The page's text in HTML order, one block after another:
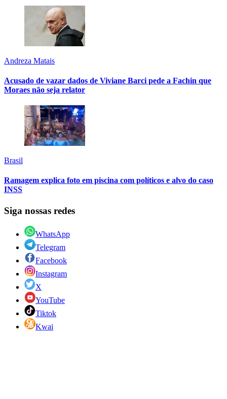
Andreza Matais
Acusado de vazar dados de Viviane Barci pede a Fachin que
Moraes não seja relator
Brasil
Ramagem explica foto em piscina com políticos e alvo do caso
INSS
Siga nossas redes
WhatsApp
Telegram
Facebook
Instagram
X
YouTube
Tiktok
Kwai